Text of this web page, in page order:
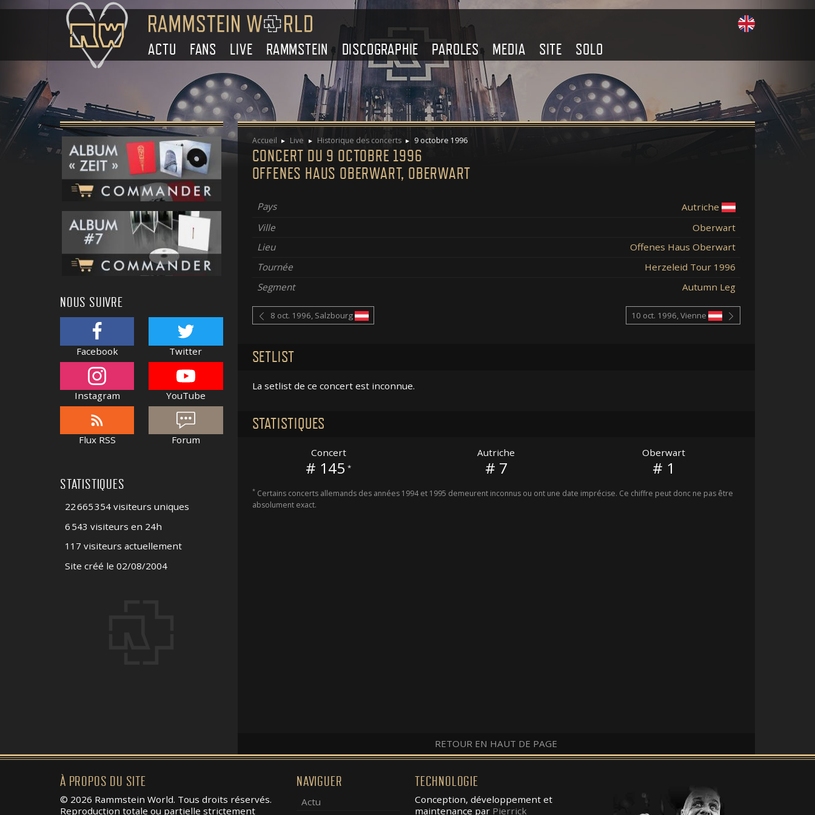
ACTU FANS LIVE RAMMSTEIN DISCOGRAPHIE PAROLES MEDIA SITE SOLO
Accueil Live Historique des concerts 9 octobre 1996
CONCERT DU 9 OCTOBRE 1996
OFFENES HAUS OBERWART, OBERWART
Pays
Autriche
Ville
Oberwart
Lieu
Offenes Haus Oberwart
Tournée
Herzeleid Tour 1996
Segment
Autumn Leg
8 oct. 1996, Salzbourg 10 oct. 1996, Vienne
SETLIST
La setlist de ce concert est inconnue.
STATISTIQUES
Concert
# 145 *
Autriche
# 7
Oberwart
# 1
*Certains concerts allemands des années 1994 et 1995 demeurent inconnus ou ont une date imprécise. Ce chiffre peut donc ne pas être
absolument exact.
RETOUR EN HAUT DE PAGE
NOUS SUIVRE
Facebook Twitter
Instagram YouTube
Flux RSS Forum
STATISTIQUES
22 665 354 visiteurs uniques
6 543 visiteurs en 24h
117 visiteurs actuellement
Site créé le 02/08/2004
À PROPOS DU SITE
© 2026 Rammstein World. Tous droits réservés.
Reproduction totale ou partielle strictement
NAVIGUER
Actu
TECHNOLOGIE
Conception, développement et
maintenance par Pierrick